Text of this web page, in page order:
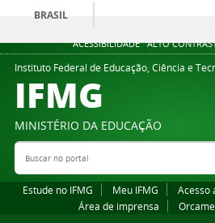
ACESSIBILIDADE ALTO
BRASIL
Instituto Federal de Educação, Ciência e
IFMG
MINISTÉRIO DA EDUCAÇÃO
Buscar no portal
Estude no IFMG Meu IFMG Acesso
Área de imprensa